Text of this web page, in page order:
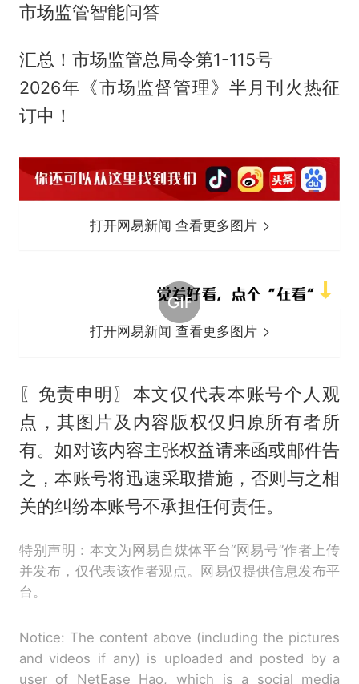
市场监管智能问答
汇总！市场监管总局令第1-115号
2026年《市场监督管理》半月刊火热征
订中！
打开网易新闻 查看更多图片
打开网易新闻 查看更多图片
〖免责申明〗本文仅代表本账号个人观
点，其图片及内容版权仅归原所有者所
有。如对该内容主张权益请来函或邮件告
之，本账号将迅速采取措施，否则与之相
关的纠纷本账号不承担任何责任。
特别声明：本文为网易自媒体平台“网易号”作者上传
并发布，仅代表该作者观点。网易仅提供信息发布平
台。
Notice: The content above (including the pictures
and videos if any) is uploaded and posted by a
user of NetEase Hao, which is a social media